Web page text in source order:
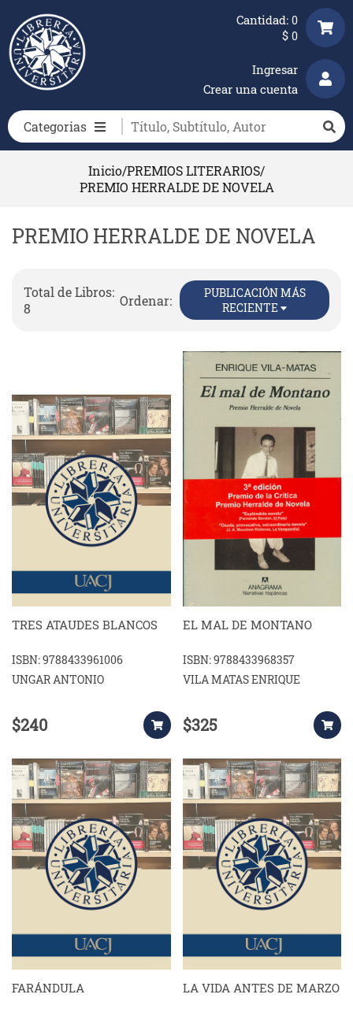
Categorias
Ingresar
Crear una cuenta
Cantidad: 0
$ 0
Inicio/PREMIOS LITERARIOS/
PREMIO HERRALDE DE NOVELA
PREMIO HERRALDE DE NOVELA
Total de Libros:
8
Ordenar:
PUBLICACIÓN MÁS
RECIENTE
TRES ATAUDES BLANCOS
ISBN: 9788433961006
UNGAR ANTONIO
$240
EL MAL DE MONTANO
ISBN: 9788433968357
VILA MATAS ENRIQUE
$325
FARÁNDULA LA VIDA ANTES DE MARZO